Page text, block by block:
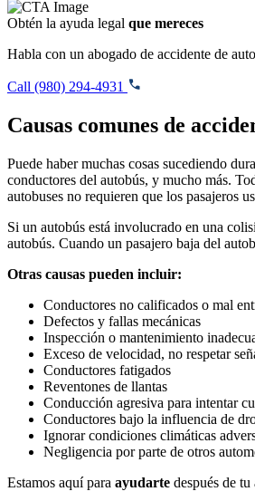
Obtén la ayuda legal que mereces
Habla con un abogado de accidente de
Call (980) 294-4931
Causas comunes de
Puede haber muchas cosas sucediendo
conductores del autobús, y mucho más.
autobuses no requieren que los pasajeros
Si un autobús está involucrado en una
autobús. Cuando un pasajero baja del
Otras causas pueden incluir:
Conductores no calificados o mal
Defectos y fallas mecánicas
Inspección o mantenimiento
Exceso de velocidad, no respetar
Conductores fatigados
Reventones de llantas
Conducción agresiva para intentar
Conductores bajo la influencia de
Ignorar condiciones climáticas
Negligencia por parte de otros
Estamos aquí para ayudarte después de tu